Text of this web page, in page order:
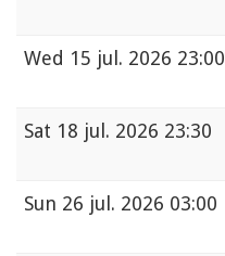
Wed 15 jul. 2026 23:00
Sat 18 jul. 2026 23:30
Sun 26 jul. 2026 03:00